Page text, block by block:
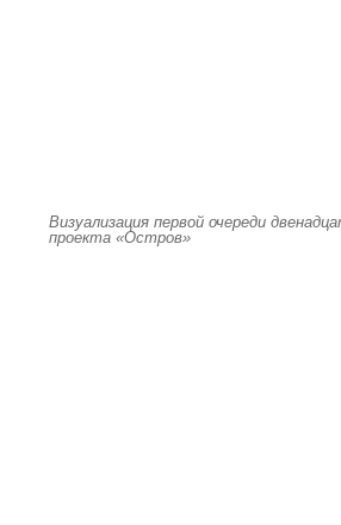
Визуализация первой очереди
проекта «Остров»